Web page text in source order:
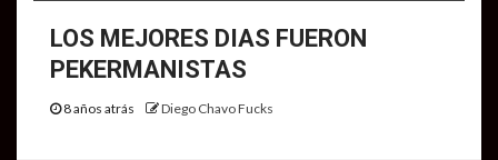
LOS MEJORES DIAS FUERON
PEKERMANISTAS
8 años atrás Diego Chavo Fucks